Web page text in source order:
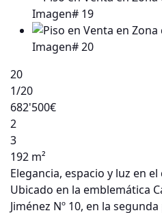
20
1/20
682'500€
2
3
192 m²
Elegancia, espacio y luz en
Ubicado en la emblemática
Jiménez Nº 10, en la